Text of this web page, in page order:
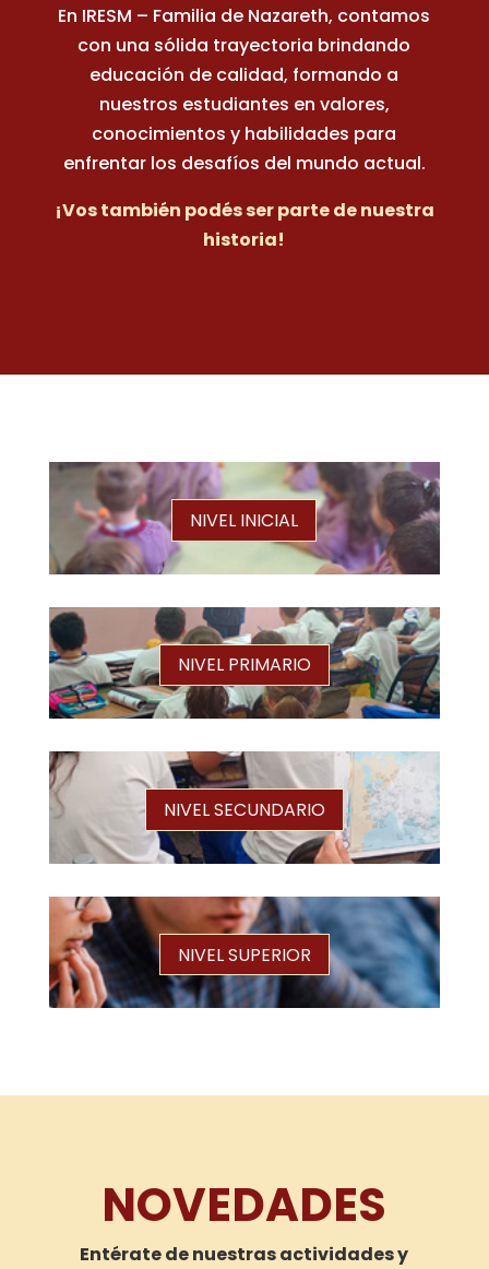
En IRESM – Familia de Nazareth, contamos
con una sólida trayectoria brindando
educación de calidad, formando a
nuestros estudiantes en valores,
conocimientos y habilidades para
enfrentar los desafíos del mundo actual.
¡Vos también podés ser parte de nuestra
historia!
NIVEL INICIAL
NIVEL PRIMARIO
NIVEL SECUNDARIO
NIVEL SUPERIOR
NOVEDADES
Entérate de nuestras actividades y